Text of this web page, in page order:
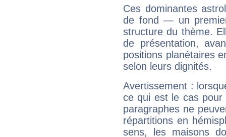
Ces dominantes
de fond — un
structure du thème.
de présentation,
positions planétaires
selon leurs dignités.
Avertissement :
ce qui est le cas
paragraphes ne
répartitions en
sens, les maisons